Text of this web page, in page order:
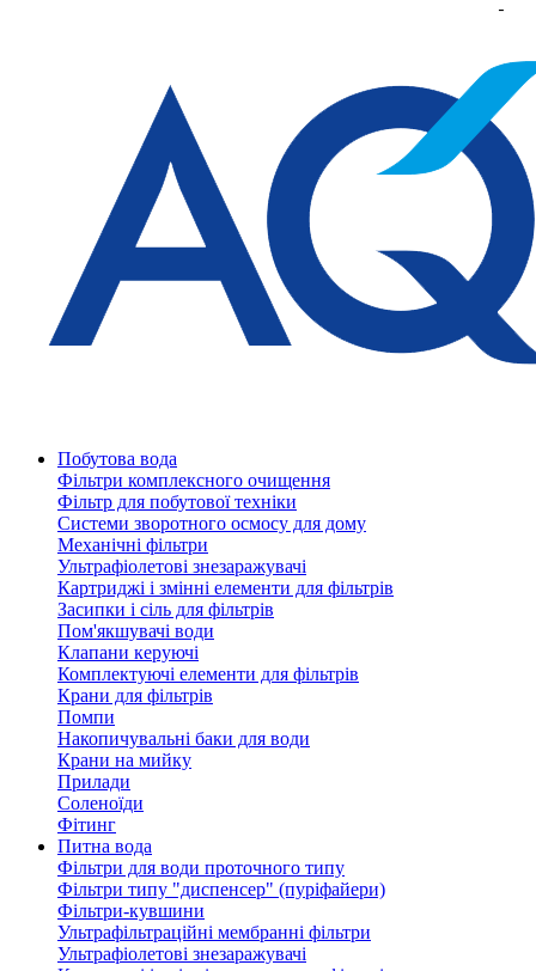
Побутова вода
Фільтри комплексного очищення
Фільтр для побутової техніки
Системи зворотного осмосу для дому
Механічні фільтри
Ультрафіолетові знезаражувачі
Картриджі і змінні елементи для фільтрів
Засипки і сіль для фільтрів
Пом'якшувачі води
Клапани керуючі
Комплектуючі елементи для фільтрів
Крани для фільтрів
Помпи
Накопичувальні баки для води
Крани на мийку
Прилади
Соленоїди
Фітинг
Питна вода
Фільтри для води проточного типу
Фільтри типу "диспенсер" (пуріфайери)
Фільтри-кувшини
Ультрафільтраційні мембранні фільтри
Ультрафіолетові знезаражувачі